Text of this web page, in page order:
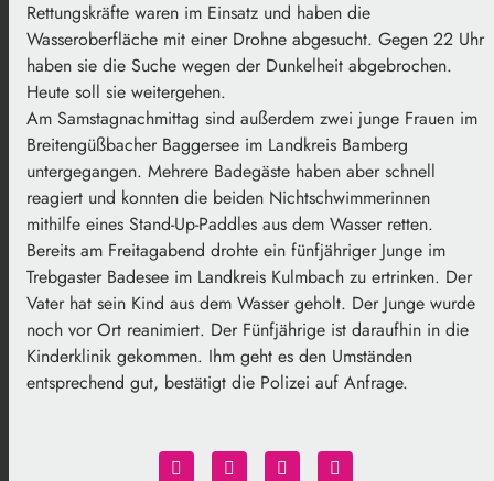
Rettungskräfte waren im Einsatz und haben die
Wasseroberfläche mit einer Drohne abgesucht. Gegen 22 Uhr
haben sie die Suche wegen der Dunkelheit abgebrochen.
Heute soll sie weitergehen.
Am Samstagnachmittag sind außerdem zwei junge Frauen im
Breitengüßbacher Baggersee im Landkreis Bamberg
untergegangen. Mehrere Badegäste haben aber schnell
reagiert und konnten die beiden Nichtschwimmerinnen
mithilfe eines Stand-Up-Paddles aus dem Wasser retten.
Bereits am Freitagabend drohte ein fünfjähriger Junge im
Trebgaster Badesee im Landkreis Kulmbach zu ertrinken. Der
Vater hat sein Kind aus dem Wasser geholt. Der Junge wurde
noch vor Ort reanimiert. Der Fünfjährige ist daraufhin in die
Kinderklinik gekommen. Ihm geht es den Umständen
entsprechend gut, bestätigt die Polizei auf Anfrage.